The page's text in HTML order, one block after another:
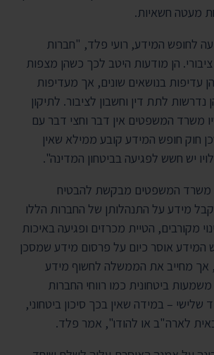
מעטה חשאיות.
לחופש המידע, רועי פלד, "חברות
הן מודעות היטב לכך כשהן מצפות
בנושאים שונים, אך מעדיפות
לתת דין וחשבון לציבור. לתיקון
משרד המשפטים אין דבר וחצי דבר עם
חוק חופש המידע קובע ממילא שאין
יש חשש לפגיעה בביטחון המדינה".
משרד המשפטים מבקשת להבטיח
מידע על התנהלותן של החברות הללו
מקורבים, הטיית מכרזים ופגיעה באיכות
המידע אוסר כיום על פרסום מידע שמסכן
אך מחייב את הממשלה לחשוף מידע
ביטחונית כמו רווחי החברות
– במידה שאין בכך סיכון ביטחוני,
לארה"ב או להודו", אמר פלד.